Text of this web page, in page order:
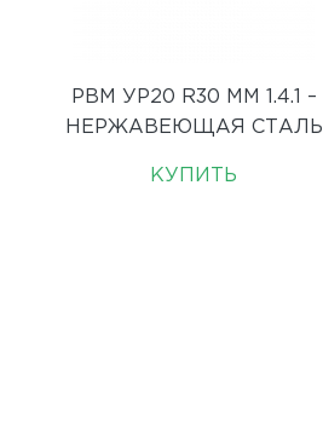
РВМ УР20 R30 ММ 1.4.1 –
НЕРЖАВЕЮЩАЯ СТАЛЬ
КУПИТЬ